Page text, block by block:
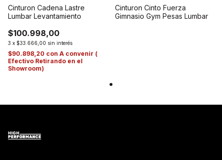
Cinturon Cadena Lastre
Lumbar Levantamiento
$100.998,00
3 x $33.666,00 sin interés
$90.898,20 con A convenir (
Efectivo Retirando en el
Showroom)
Cinturon Cinto Fuerza
Gimnasio Gym Pesas Lumbar